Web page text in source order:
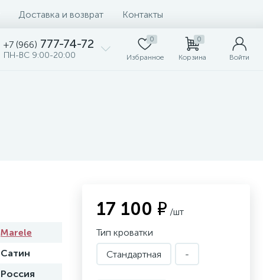
Доставка и возврат Контакты
+7 (966) 777-74-72
ПН-ВС 9:00-20:00
0
Избранное
0
Корзина Войти
Marele
Сатин
Россия
17 100 ₽ /шт
Тип кроватки
Стандартная
-